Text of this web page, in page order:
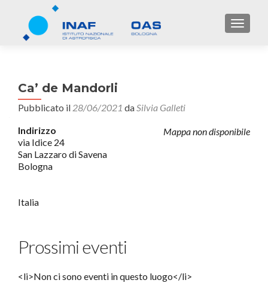
Ca’ de Mandorli
Pubblicato il 28/06/2021 daSilvia Galleti
Mappa non disponibile
Indirizzo
via Idice 24
San Lazzaro di Savena
Bologna
Italia
Prossimi eventi
<li>Non ci sono eventi in questo luogo</li>